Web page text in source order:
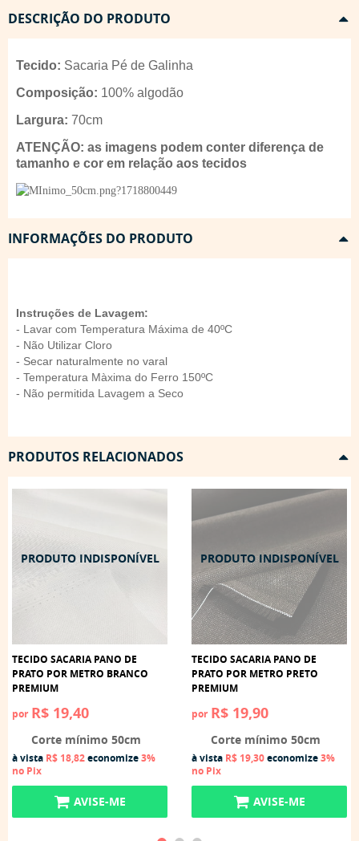
DESCRIÇÃO DO PRODUTO
Tecido: Sacaria Pé de Galinha
Composição: 100% algodão
Largura: 70cm
ATENÇÃO: as imagens podem conter diferença de
tamanho e cor em relação aos tecidos
INFORMAÇÕES DO PRODUTO
Instruções de Lavagem:
- Lavar com Temperatura Máxima de 40ºC
- Não Utilizar Cloro
- Secar naturalmente no varal
- Temperatura Màxima do Ferro 150ºC
- Não permitida Lavagem a Seco
PRODUTOS RELACIONADOS
TECIDO SACARIA PANO DE
PRATO POR METRO BRANCO
PREMIUM
por R$ 19,40
Corte mínimo 50cm
à vista R$ 18,82economize3%
no Pix
AVISE-ME
TECIDO SACARIA PANO DE
PRATO POR METRO PRETO
PREMIUM
por R$ 19,90
Corte mínimo 50cm
à vista R$ 19,30economize3%
no Pix
AVISE-ME